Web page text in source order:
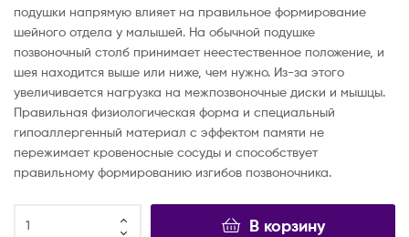
подушки напрямую влияет на правильное формирование
шейного отдела у малышей. На обычной подушке
позвоночный столб принимает неестественное положение, и
шея находится выше или ниже, чем нужно. Из-за этого
увеличивается нагрузка на межпозвоночные диски и мышцы.
Правильная физиологическая форма и специальный
гипоаллергенный материал с эффектом памяти не
пережимает кровеносные сосуды и способствует
правильному формированию изгибов позвоночника.
В корзину